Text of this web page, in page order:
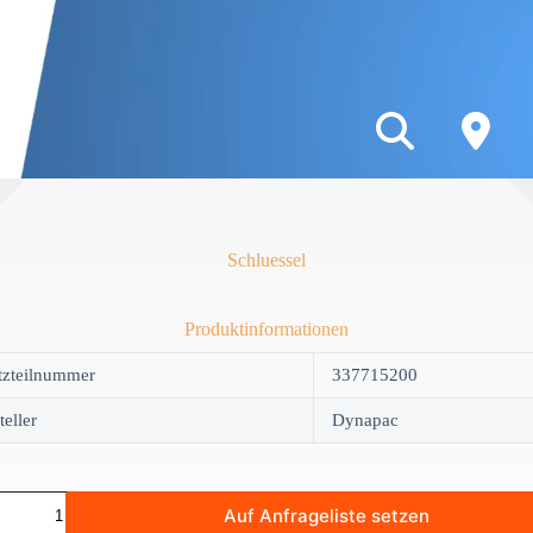
Schluessel
Produktinformationen
337715200
Dynapac
Auf Anfrageliste setzen